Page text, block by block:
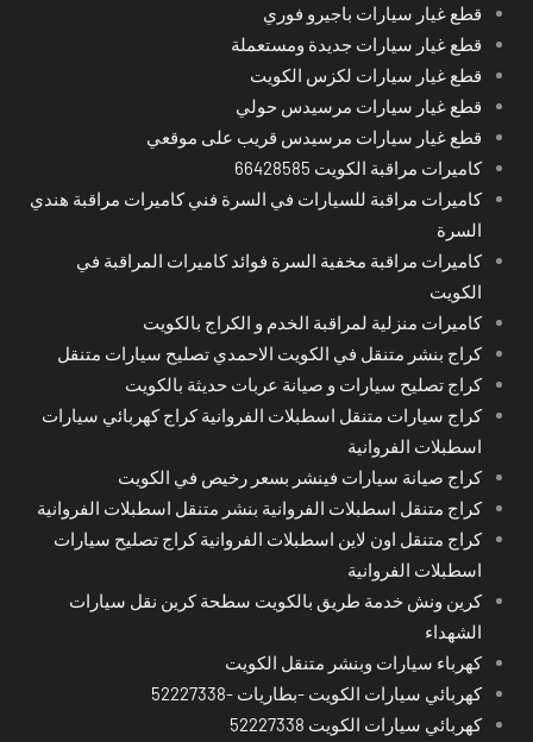
قطع غيار سيارات باجيرو فوري
قطع غيار سيارات جديدة ومستعملة
قطع غيار سيارات لكزس الكويت
قطع غيار سيارات مرسيدس حولي
قطع غيار سيارات مرسيدس قريب على موقعي
كاميرات مراقبة الكويت 66428585
كاميرات مراقبة للسيارات في السرة فني كاميرات مراقبة هندي
السرة
كاميرات مراقبة مخفية السرة فوائد كاميرات المراقبة في
الكويت
كاميرات منزلية لمراقبة الخدم و الكراج بالكويت
كراج بنشر متنقل في الكويت الاحمدي تصليح سيارات متنقل
كراج تصليح سيارات و صيانة عربات حديثة بالكويت
كراج سيارات متنقل اسطبلات الفروانية كراج كهربائي سيارات
اسطبلات الفروانية
كراج صيانة سيارات فينشر بسعر رخيص في الكويت
كراج متنقل اسطبلات الفروانية بنشر متنقل اسطبلات الفروانية
كراج متنقل اون لاين اسطبلات الفروانية كراج تصليح سيارات
اسطبلات الفروانية
كرين ونش خدمة طريق بالكويت سطحة كرين نقل سيارات
الشهداء
كهرباء سيارات وبنشر متنقل الكويت
كهربائي سيارات الكويت -بطاريات -52227338
كهربائي سيارات الكويت 52227338